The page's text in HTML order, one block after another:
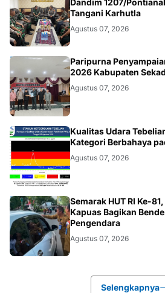
Tangani Karhutla
Agustus 07, 2026
DAERAH
Paripurna
2026 Kabupaten
Agustus 07, 2026
KALBAR
Kualitas Udara
Kategori Berbahaya
Agustus 07, 2026
DAERAH
Semarak HUT RI Ke-
Kapuas Bagikan
Pengendara
Agustus 07, 2026
Selengkapnya